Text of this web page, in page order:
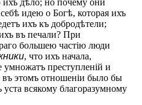
идею о Богѣ, которая ихъ
ихъ къ добродѣтели;
въ печали? При
большею частію люди
, что ихъ начала,
умножатъ преступленій и
этомъ отношеніи было бы
всякому благоразумному